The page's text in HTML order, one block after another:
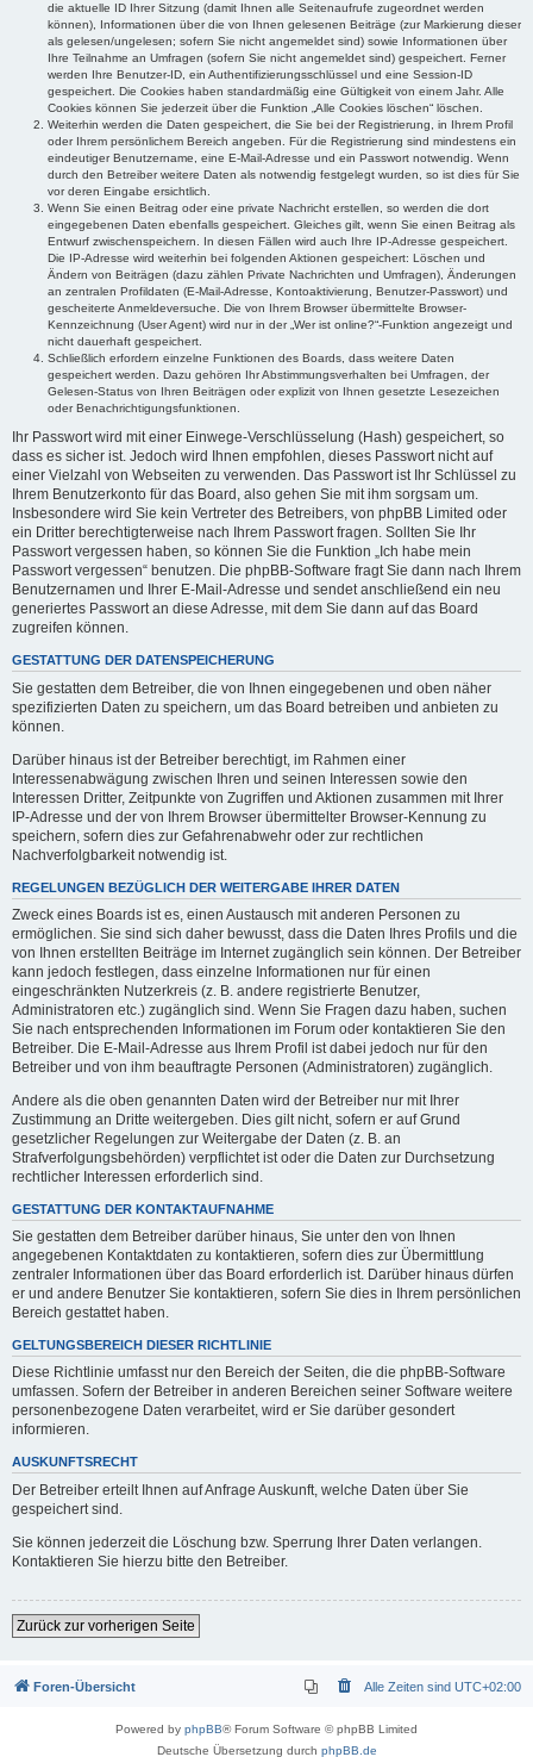
die aktuelle ID Ihrer Sitzung (damit Ihnen alle Seitenaufrufe zugeordnet werden
können), Informationen über die von Ihnen gelesenen Beiträge (zur Markierung dieser
als gelesen/ungelesen; sofern Sie nicht angemeldet sind) sowie Informationen über
Ihre Teilnahme an Umfragen (sofern Sie nicht angemeldet sind) gespeichert. Ferner
werden Ihre Benutzer-ID, ein Authentifizierungsschlüssel und eine Session-ID
gespeichert. Die Cookies haben standardmäßig eine Gültigkeit von einem Jahr. Alle
Cookies können Sie jederzeit über die Funktion „Alle Cookies löschen“ löschen.
Weiterhin werden die Daten gespeichert, die Sie bei der Registrierung, in Ihrem Profil
oder Ihrem persönlichem Bereich angeben. Für die Registrierung sind mindestens ein
eindeutiger Benutzername, eine E-Mail-Adresse und ein Passwort notwendig. Wenn
durch den Betreiber weitere Daten als notwendig festgelegt wurden, so ist dies für Sie
vor deren Eingabe ersichtlich.
Wenn Sie einen Beitrag oder eine private Nachricht erstellen, so werden die dort
eingegebenen Daten ebenfalls gespeichert. Gleiches gilt, wenn Sie einen Beitrag als
Entwurf zwischenspeichern. In diesen Fällen wird auch Ihre IP-Adresse gespeichert.
Die IP-Adresse wird weiterhin bei folgenden Aktionen gespeichert: Löschen und
Ändern von Beiträgen (dazu zählen Private Nachrichten und Umfragen), Änderungen
an zentralen Profildaten (E-Mail-Adresse, Kontoaktivierung, Benutzer-Passwort) und
gescheiterte Anmeldeversuche. Die von Ihrem Browser übermittelte Browser-
Kennzeichnung (User Agent) wird nur in der „Wer ist online?“-Funktion angezeigt und
nicht dauerhaft gespeichert.
Schließlich erfordern einzelne Funktionen des Boards, dass weitere Daten
gespeichert werden. Dazu gehören Ihr Abstimmungsverhalten bei Umfragen, der
Gelesen-Status von Ihren Beiträgen oder explizit von Ihnen gesetzte Lesezeichen
oder Benachrichtigungsfunktionen.
Ihr Passwort wird mit einer Einwege-Verschlüsselung (Hash) gespeichert, so
dass es sicher ist. Jedoch wird Ihnen empfohlen, dieses Passwort nicht auf
einer Vielzahl von Webseiten zu verwenden. Das Passwort ist Ihr Schlüssel zu
Ihrem Benutzerkonto für das Board, also gehen Sie mit ihm sorgsam um.
Insbesondere wird Sie kein Vertreter des Betreibers, von phpBB Limited oder
ein Dritter berechtigterweise nach Ihrem Passwort fragen. Sollten Sie Ihr
Passwort vergessen haben, so können Sie die Funktion „Ich habe mein
Passwort vergessen“ benutzen. Die phpBB-Software fragt Sie dann nach Ihrem
Benutzernamen und Ihrer E-Mail-Adresse und sendet anschließend ein neu
generiertes Passwort an diese Adresse, mit dem Sie dann auf das Board
zugreifen können.
GESTATTUNG DER DATENSPEICHERUNG
Sie gestatten dem Betreiber, die von Ihnen eingegebenen und oben näher
spezifizierten Daten zu speichern, um das Board betreiben und anbieten zu
können.
Darüber hinaus ist der Betreiber berechtigt, im Rahmen einer
Interessenabwägung zwischen Ihren und seinen Interessen sowie den
Interessen Dritter, Zeitpunkte von Zugriffen und Aktionen zusammen mit Ihrer
IP-Adresse und der von Ihrem Browser übermittelter Browser-Kennung zu
speichern, sofern dies zur Gefahrenabwehr oder zur rechtlichen
Nachverfolgbarkeit notwendig ist.
REGELUNGEN BEZÜGLICH DER WEITERGABE IHRER DATEN
Zweck eines Boards ist es, einen Austausch mit anderen Personen zu
ermöglichen. Sie sind sich daher bewusst, dass die Daten Ihres Profils und die
von Ihnen erstellten Beiträge im Internet zugänglich sein können. Der Betreiber
kann jedoch festlegen, dass einzelne Informationen nur für einen
eingeschränkten Nutzerkreis (z. B. andere registrierte Benutzer,
Administratoren etc.) zugänglich sind. Wenn Sie Fragen dazu haben, suchen
Sie nach entsprechenden Informationen im Forum oder kontaktieren Sie den
Betreiber. Die E-Mail-Adresse aus Ihrem Profil ist dabei jedoch nur für den
Betreiber und von ihm beauftragte Personen (Administratoren) zugänglich.
Andere als die oben genannten Daten wird der Betreiber nur mit Ihrer
Zustimmung an Dritte weitergeben. Dies gilt nicht, sofern er auf Grund
gesetzlicher Regelungen zur Weitergabe der Daten (z. B. an
Strafverfolgungsbehörden) verpflichtet ist oder die Daten zur Durchsetzung
rechtlicher Interessen erforderlich sind.
GESTATTUNG DER KONTAKTAUFNAHME
Sie gestatten dem Betreiber darüber hinaus, Sie unter den von Ihnen
angegebenen Kontaktdaten zu kontaktieren, sofern dies zur Übermittlung
zentraler Informationen über das Board erforderlich ist. Darüber hinaus dürfen
er und andere Benutzer Sie kontaktieren, sofern Sie dies in Ihrem persönlichen
Bereich gestattet haben.
GELTUNGSBEREICH DIESER RICHTLINIE
Diese Richtlinie umfasst nur den Bereich der Seiten, die die phpBB-Software
umfassen. Sofern der Betreiber in anderen Bereichen seiner Software weitere
personenbezogene Daten verarbeitet, wird er Sie darüber gesondert
informieren.
AUSKUNFTSRECHT
Der Betreiber erteilt Ihnen auf Anfrage Auskunft, welche Daten über Sie
gespeichert sind.
Sie können jederzeit die Löschung bzw. Sperrung Ihrer Daten verlangen.
Kontaktieren Sie hierzu bitte den Betreiber.
Zurück zur vorherigen Seite
Foren-Übersicht Alle Zeiten sind UTC+02:00
Powered by phpBB® Forum Software © phpBB Limited
Deutsche Übersetzung durch phpBB.de